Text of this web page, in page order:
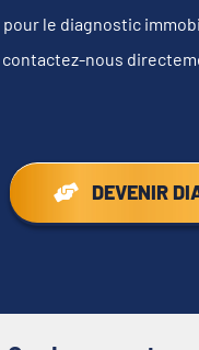
pour le diagnostic
contactez-nous
DEVENIR